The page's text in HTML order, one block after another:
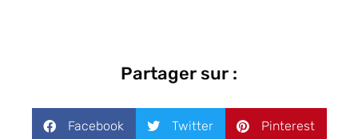
Partager sur :
Facebook Twitter Pinterest